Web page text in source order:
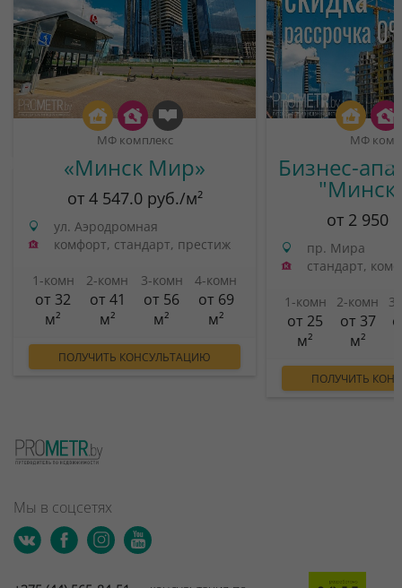
МФ комплекс
«Минск Мир»
от 4 547.0 руб./м²
ул. Аэродромная
комфорт, стандарт, престиж
1-комн
от 32
м²
2-комн
от 41
м²
3-комн
от 56
м²
4-комн
от 69
м²
ПОЛУЧИТЬ КОНСУЛЬТАЦИЮ
МФ
Бизнес-
от 2 950
пр. Мира
стандарт,
1-комн
от 25
м²
2-комн
от 37
м²
ПОЛУЧИТЬ
Мы в соцсетях